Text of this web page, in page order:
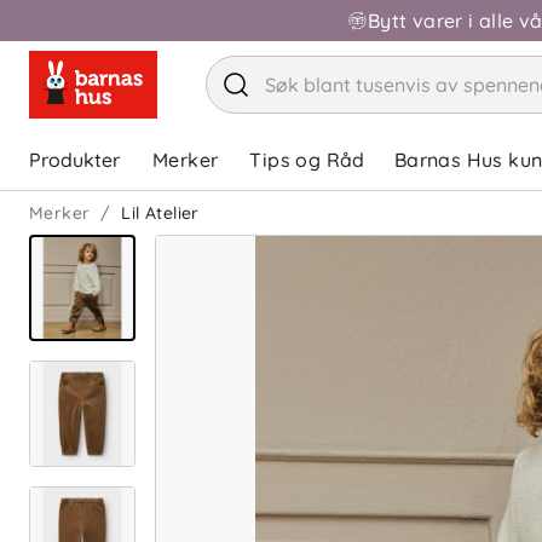
Bytt varer i alle
Produkter Merker Tips og Råd Barnas Hus
Merker Lil Atelier